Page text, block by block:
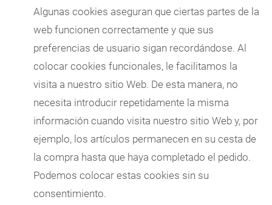
Algunas cookies aseguran que ciertas partes de la
web funcionen correctamente y que sus
preferencias de usuario sigan recordándose. Al
colocar cookies funcionales, le facilitamos la
visita a nuestro sitio Web. De esta manera, no
necesita introducir repetidamente la misma
información cuando visita nuestro sitio Web y, por
ejemplo, los artículos permanecen en su cesta de
la compra hasta que haya completado el pedido.
Podemos colocar estas cookies sin su
consentimiento.